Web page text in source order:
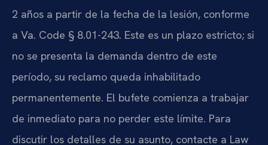
2 años a partir de la fecha de la lesión, conforme
a Va. Code § 8.01-243. Este es un plazo estricto; si
no se presenta la demanda dentro de este
período, su reclamo queda inhabilitado
permanentemente. El bufete comienza a trabajar
de inmediato para no perder este límite. Para
discutir los detalles de su asunto, contacte a Law